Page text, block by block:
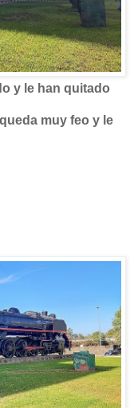
y le han quitado
muy feo y le